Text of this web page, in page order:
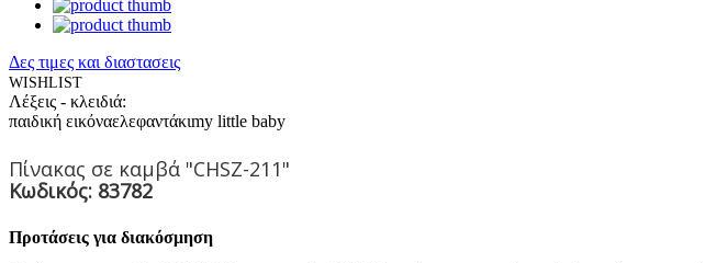
Δες τιμες και διαστασεις
WISHLIST
Λέξεις - κλειδιά:
παιδική εικόναελεφαντάκιmy little baby
Πίνακας σε καμβά "CHSZ-211"
Κωδικός: 83782
Προτάσεις για διακόσμηση